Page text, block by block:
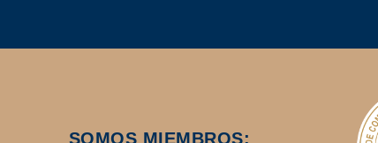
SOMOS MIEMBROS: